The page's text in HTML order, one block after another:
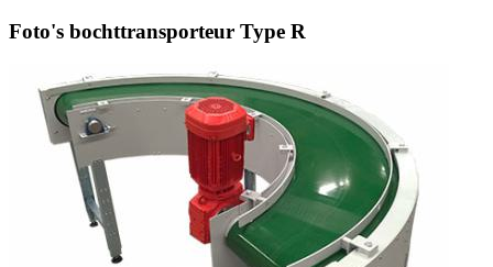
Foto's bochttransporteur Type R